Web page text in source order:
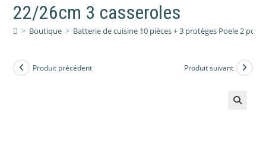
22/26cm 3 casseroles
> Boutique > Batterie de cuisine 10 pièces + 3 protèges Poele 2
Produit précédent Produit suivant